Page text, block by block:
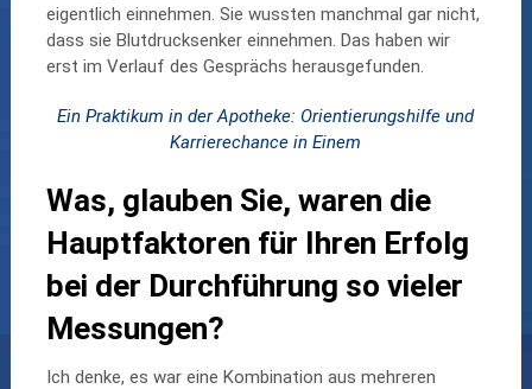
eigentlich einnehmen. Sie wussten manchmal gar nicht,
dass sie Blutdrucksenker einnehmen. Das haben wir
erst im Verlauf des Gesprächs herausgefunden.
Ein Praktikum in der Apotheke: Orientierungshilfe und
Karrierechance in Einem
Was, glauben Sie, waren die
Hauptfaktoren für Ihren Erfolg
bei der Durchführung so vieler
Messungen?
Ich denke, es war eine Kombination aus mehreren